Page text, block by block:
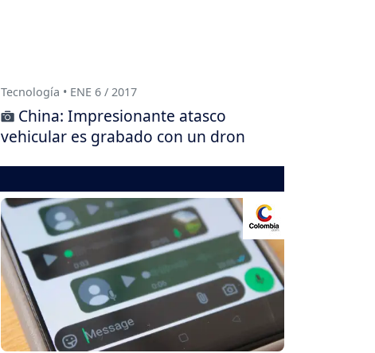
Tecnología • ENE 6 / 2017
China: Impresionante atasco
vehicular es grabado con un dron